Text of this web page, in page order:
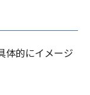
体的にイメージ